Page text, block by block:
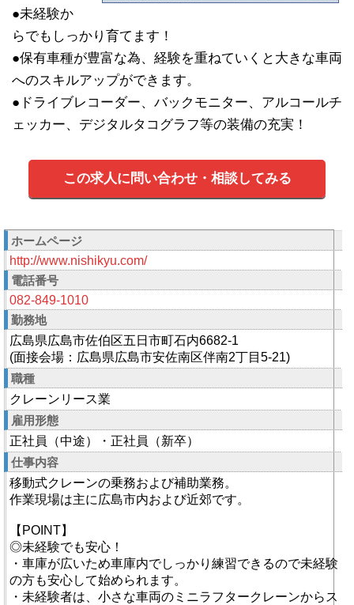
●未経験か
らでもしっかり育てます！
●保有車種が豊富な為、経験を重ねていくと大きな車両
へのスキルアップができます。
●ドライブレコーダー、バックモニター、アルコールチ
ェッカー、デジタルタコグラフ等の装備の充実！
この求人に問い合わせ・相談してみる
ホームページ
http://www.nishikyu.com/
電話番号
082-849-1010
勤務地
広島県広島市佐伯区五日市町石内6682-1
(面接会場：広島県広島市安佐南区伴南2丁目5-21)
職種
クレーンリース業
雇用形態
正社員（中途）・正社員（新卒）
仕事内容
移動式クレーンの乗務および補助業務。
作業現場は主に広島市内および近郊です。
【POINT】
◎未経験でも安心！
・車庫が広いため車庫内でしっかり練習できるので未経験
の方も安心して始められます。
・未経験者は、小さな車両のミニラフタークレーンからス